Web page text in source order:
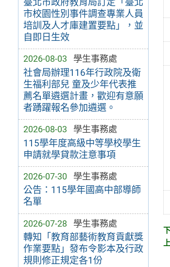
市校園性別事件調查專業人員
培訓及人才庫建置要點」，並
自即日生效
2026-08-03 學生事務處
社會局辦理116年行政院及衛
生福利部兒 童及少年代表推
薦名單遴選計畫，歡迎有意願
者踴躍報名參加遴選。
2026-08-03 學生事務處
115學年度高級中等學校學生
申請就學貸款注意事項
2026-07-30 學生事務處
公告：115學年國高中部導師
名單
2026-07-28 學生事務處
轉知「教育部藝術教育貢獻獎
作業要點」發布令影本及行政
規則修正規定各1份